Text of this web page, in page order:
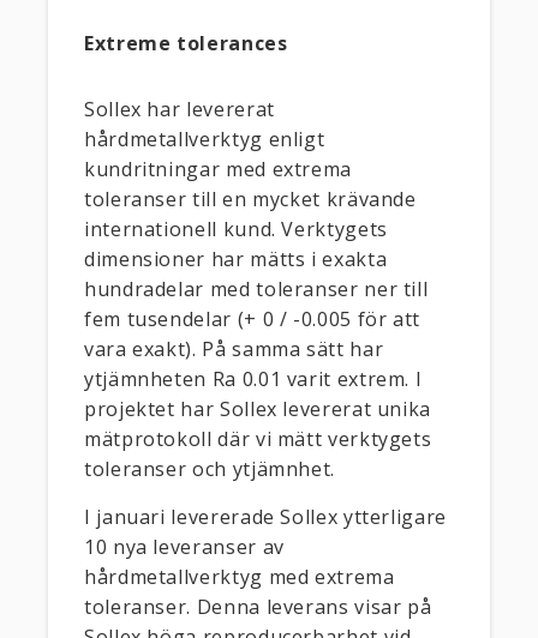
Extreme tolerances
Sollex har levererat
hårdmetallverktyg enligt
kundritningar med extrema
toleranser till en mycket krävande
internationell kund. Verktygets
dimensioner har mätts i exakta
hundradelar med toleranser ner till
fem tusendelar (+ 0 / -0.005 för att
vara exakt). På samma sätt har
ytjämnheten Ra 0.01 varit extrem. I
projektet har Sollex levererat unika
mätprotokoll där vi mätt verktygets
toleranser och ytjämnhet.
I januari levererade Sollex ytterligare
10 nya leveranser av
hårdmetallverktyg med extrema
toleranser. Denna leverans visar på